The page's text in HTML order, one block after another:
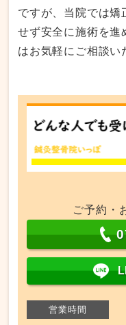
ですが、当院では矯
せず安全に施術を進
はお気軽にご相談い
ご予約・
営業時間